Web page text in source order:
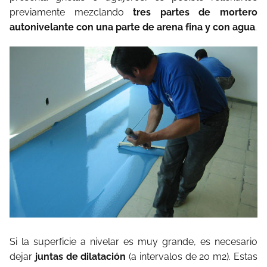
previamente mezclando tres partes de mortero
autonivelante con una parte de arena fina y con agua.
Si la superficie a nivelar es muy grande, es necesario
dejar juntas de dilatación (a intervalos de 20 m2). Estas